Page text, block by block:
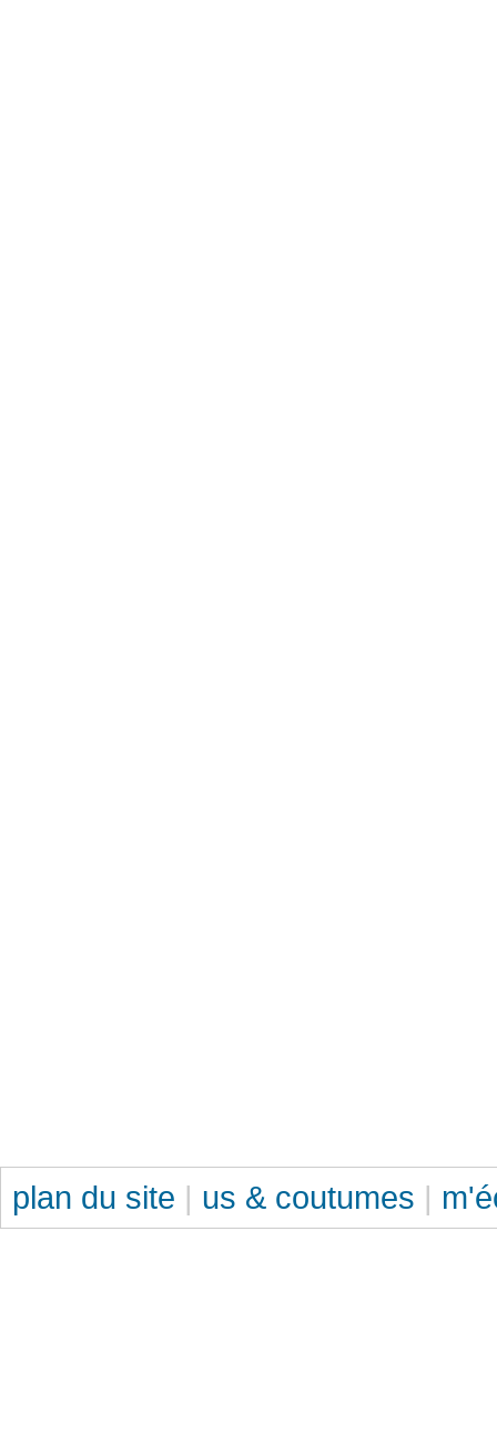
plan du site | us & coutumes |